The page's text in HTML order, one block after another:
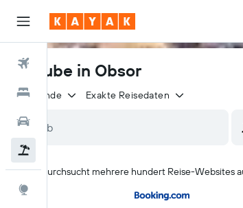
Flüge
Hotels
Mietwagen
Urlaube in Obsor
2 Reisende Exakte Reisedaten
KAYAK durchsucht mehrere hundert Reise-Websites